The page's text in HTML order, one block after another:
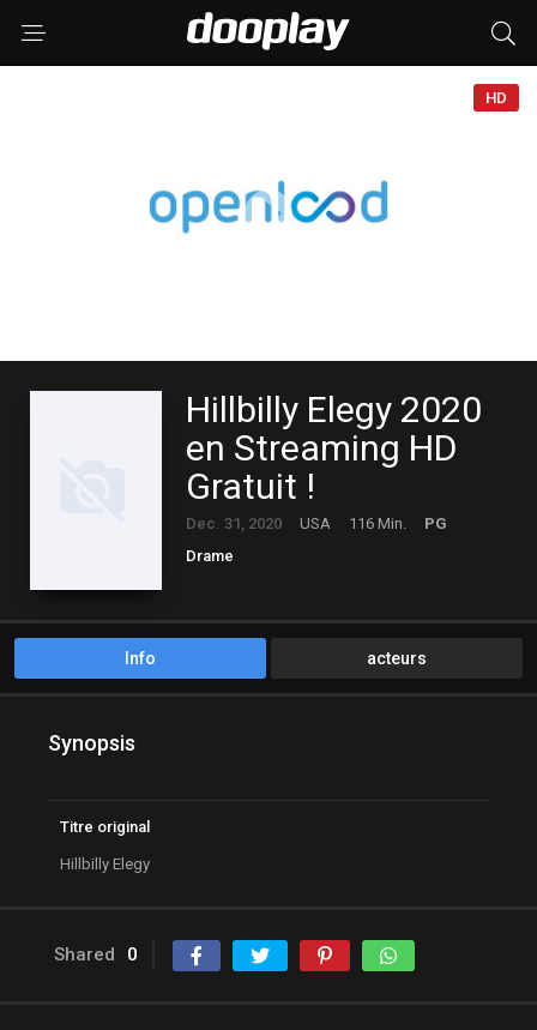
HD
Hillbilly Elegy 2020
en Streaming HD
Gratuit !
Dec. 31, 2020 USA 116 Min.
PG
Drame
Info acteurs
Synopsis
Titre original
Hillbilly Elegy
Shared 0